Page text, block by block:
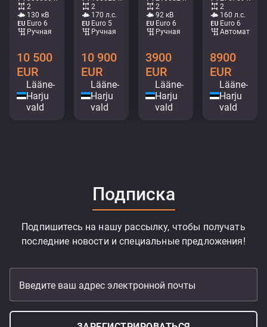
2
130 кВ
Euro 6
Ручная
10 500
EUR
Lääne-
Harju
vald
2
170 л.с.
Euro 5
Ручная
10 900
EUR
Lääne-
Harju
vald
2
92 кВ
Euro 6
Ручная
3900
EUR
Lääne-
Harju
vald
2
160 л.с.
Euro 6
Aвтомат
8900
EUR
Lääne-
Harju
vald
Подписка
Подпишитесь на нашу рассылку, чтобы получать
последние новости и специальные предложения!
Введите ваш адрес электронной почты